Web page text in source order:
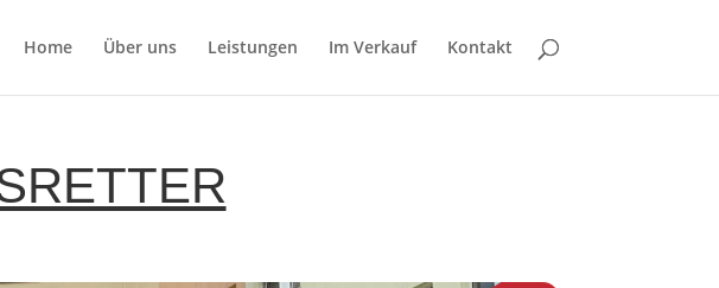
Home Über uns Leistungen Im Verkauf Kontakt